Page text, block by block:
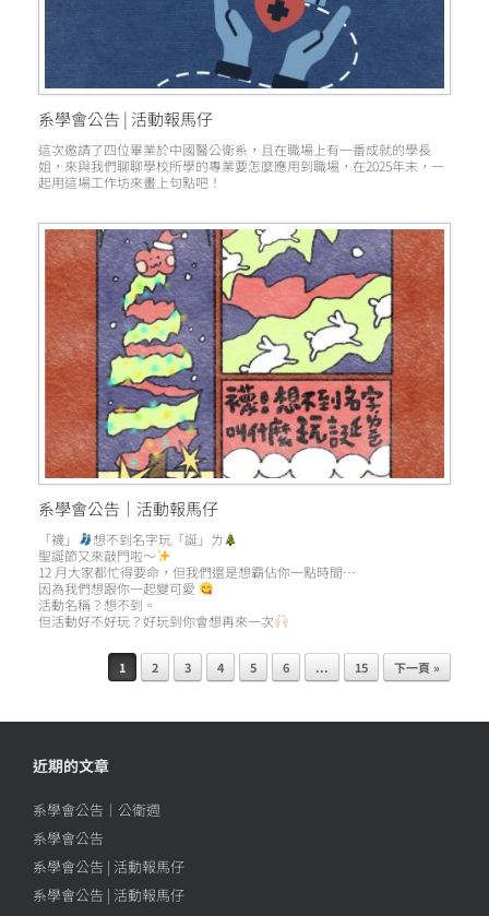
系學會公告 | 活動報馬仔
這次邀請了四位畢業於中國醫公衛系，且在職場上有一番成就的學長
姐，來與我們聊聊學校所學的專業要怎麼應用到職場，在2025年末，一
起用這場工作坊來畫上句點吧！
系學會公告｜活動報馬仔
「襪」
想不到名字玩「誕」ㄌ
聖誕節又來敲門啦～
12 月大家都忙得要命，但我們還是想霸佔你一點時間…
因為我們想跟你一起變可愛
活動名稱？想不到。
但活動好不好玩？好玩到你會想再來一次
Post navigation
1 2 3 4 5 6 ... 15 下一頁 »
近期的文章
系學會公告｜公衛週
系學會公告
系學會公告 | 活動報馬仔
系學會公告 | 活動報馬仔